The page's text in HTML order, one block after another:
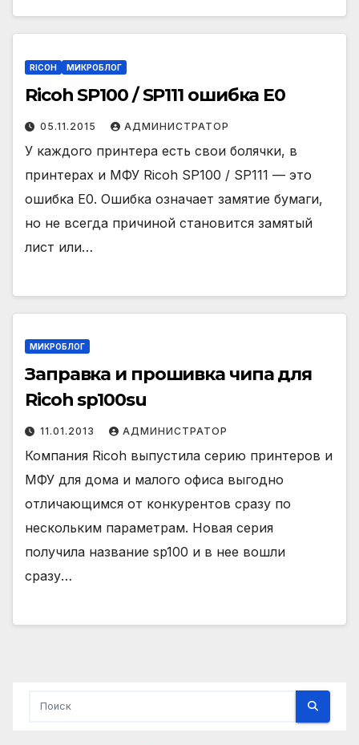
RICOH МИКРОБЛОГ
Ricoh SP100 / SP111 ошибка E0
05.11.2015 АДМИНИСТРАТОР
У каждого принтера есть свои болячки, в
принтерах и МФУ Ricoh SP100 / SP111 — это
ошибка E0. Ошибка означает замятие бумаги,
но не всегда причиной становится замятый
лист или…
МИКРОБЛОГ
Заправка и прошивка чипа для
Ricoh sp100su
11.01.2013 АДМИНИСТРАТОР
Компания Ricoh выпустила серию принтеров и
МФУ для дома и малого офиса выгодно
отличающимся от конкурентов сразу по
нескольким параметрам. Новая серия
получила название sp100 и в нее вошли
сразу…